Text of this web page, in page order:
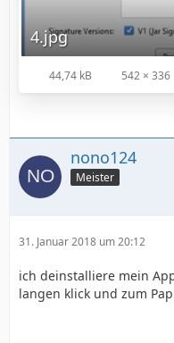
4.jpg
44,74 kB 542 × 336
nono124
Meister
31. Januar 2018 um 20:12
ich deinstalliere mein
langen klick und zum